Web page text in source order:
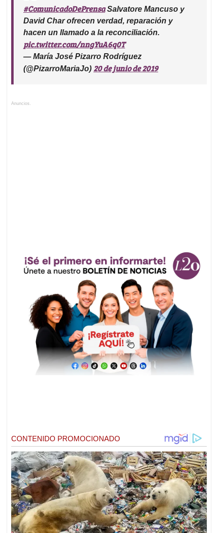
#ComunicadoDePrensaSalvatore Mancuso y
David Char ofrecen verdad, reparación y
hacen un llamado a la reconciliación.
pic.twitter.com/nngYuA6q0T
— María José Pizarro Rodríguez
(@PizarroMariaJo) 20 de junio de 2019
Anuncios.